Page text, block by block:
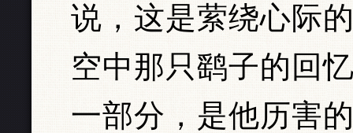
说，这是萦绕心际
空中那只鹞子的回
一部分，是他历害